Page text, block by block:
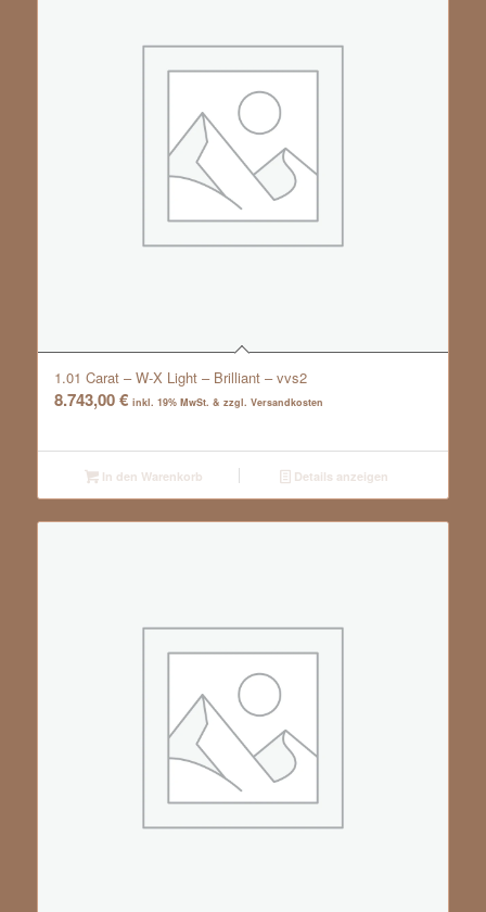
1.01 Carat – W-X Light – Brilliant – vvs2
8.743,00€ inkl. 19% MwSt. & zzgl. Versandkosten
In den Warenkorb Details anzeigen